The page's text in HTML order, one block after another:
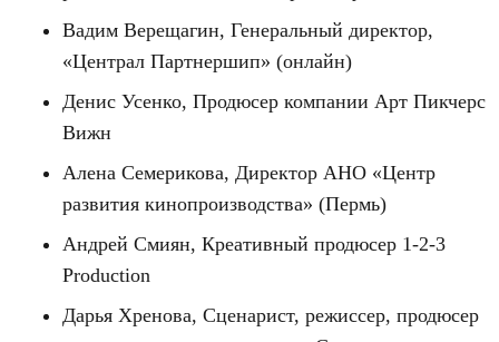
Вадим Верещагин, Генеральный директор,
«Централ Партнершип» (онлайн)
Денис Усенко, Продюсер компании Арт Пикчерс
Вижн
Алена Семерикова, Директор АНО «Центр
развития кинопроизводства» (Пермь)
Андрей Смиян, Креативный продюсер 1-2-3
Production
Дарья Хренова, Сценарист, режиссер, продюсер